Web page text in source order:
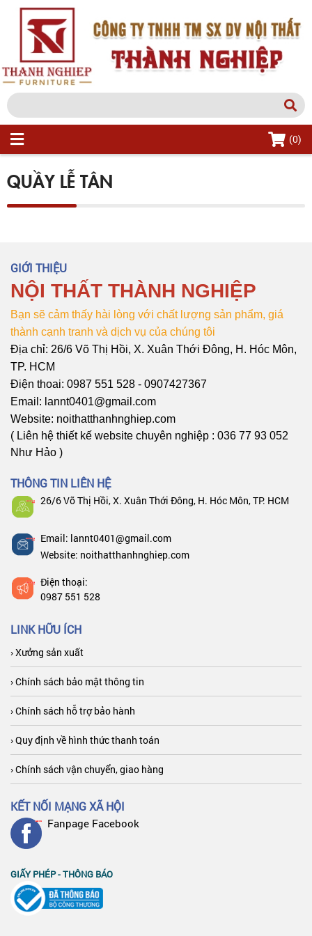
(0)
QUẦY LỄ TÂN
GIỚI THIỆU
NỘI THẤT THÀNH NGHIỆP
Bạn sẽ cảm thấy hài lòng với chất lượng sản phẩm, giá
thành cạnh tranh và dịch vụ của chúng tôi
Địa chỉ: 26/6 Võ Thị Hồi, X. Xuân Thới Đông, H. Hóc Môn,
TP. HCM
Điện thoai: 0987 551 528 - 0907427367
Email: lannt0401@gmail.com
Website: noithatthanhnghiep.com
( Liên hệ thiết kế website chuyên nghiệp : 036 77 93 052
Như Hảo )
THÔNG TIN LIÊN HỆ
26/6 Võ Thị Hồi, X. Xuân Thới Đông, H. Hóc Môn, TP. HCM
Email: lannt0401@gmail.com
Website: noithatthanhnghiep.com
Điện thoại:
0987 551 528
LINK HỮU ÍCH
› Xưởng sản xuất
› Chính sách bảo mật thông tin
› Chính sách hỗ trợ bảo hành
› Quy định về hình thức thanh toán
› Chính sách vận chuyển, giao hàng
KẾT NỐI MẠNG XÃ HỘI
Fanpage Facebook
GIẤY PHÉP - THÔNG BÁO